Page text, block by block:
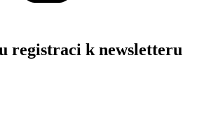
registraci k newsletteru